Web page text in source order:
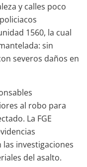
y calles poco
1560, la cual
sin
severos daños en
al robo para
La FGE
investigaciones
del asalto.